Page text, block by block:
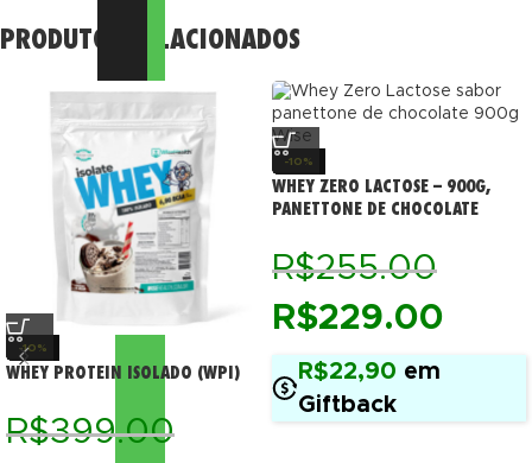
PRODUTOS RELACIONADOS
-10%
WHEY PROTEIN ISOLADO (WPI)
R$399.00
-10%
WHEY ZERO LACTOSE – 900G,
PANETTONE DE CHOCOLATE
R$255.00
R$229.00
R$22,90 em
Giftback